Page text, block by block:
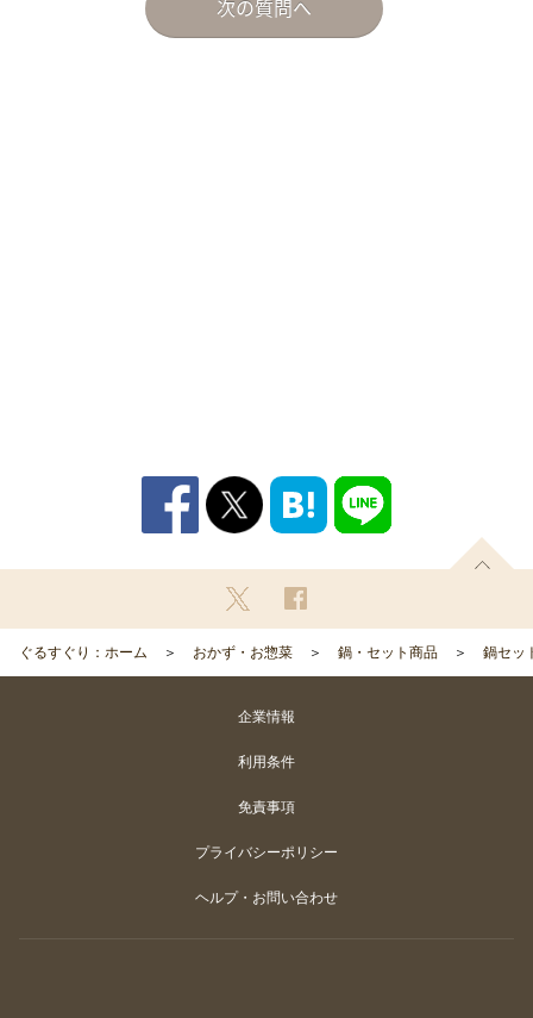
ぐるすぐり：ホーム おかず・お惣菜 鍋・セット商品 鍋セッ
企業情報
利用条件
免責事項
プライバシーポリシー
ヘルプ・お問い合わせ